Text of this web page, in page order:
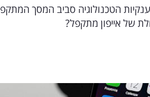
הטכנולוגיה סביב המסך
של אייפון מתקפל?